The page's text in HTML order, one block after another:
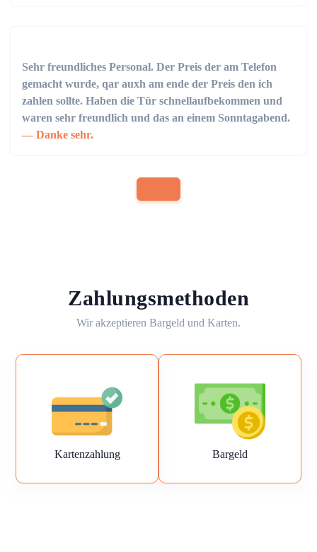
Sehr freundliches Personal. Der Preis der am Telefon
gemacht wurde, qar auxh am ende der Preis den ich
zahlen sollte. Haben die Tür schnellaufbekommen und
waren sehr freundlich und das an einem Sonntagabend.
Danke sehr.
Zahlungsmethoden
Wir akzeptieren Bargeld und Karten.
Kartenzahlung Bargeld